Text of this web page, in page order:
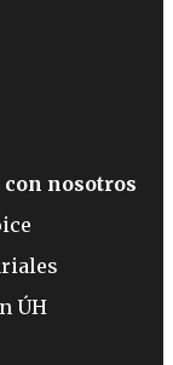
nosotros
ÚH